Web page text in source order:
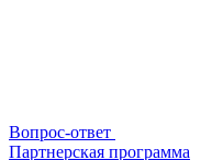
Вопрос-ответ
Партнерская программа